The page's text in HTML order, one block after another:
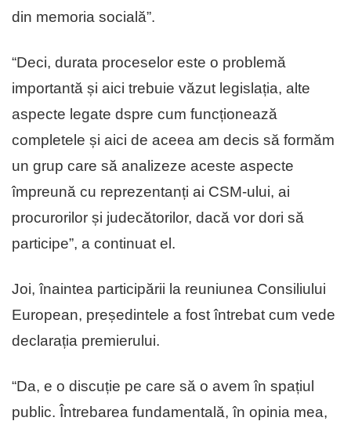
din memoria socială”.
“Deci, durata proceselor este o problemă
importantă și aici trebuie văzut legislația, alte
aspecte legate dspre cum funcționează
completele și aici de aceea am decis să formăm
un grup care să analizeze aceste aspecte
împreună cu reprezentanți ai CSM-ului, ai
procurorilor și judecătorilor, dacă vor dori să
participe”, a continuat el.
Joi, înaintea participării la reuniunea Consiliului
European, președintele a fost întrebat cum vede
declarația premierului.
“Da, e o discuție pe care să o avem în spațiul
public. Întrebarea fundamentală, în opinia mea,